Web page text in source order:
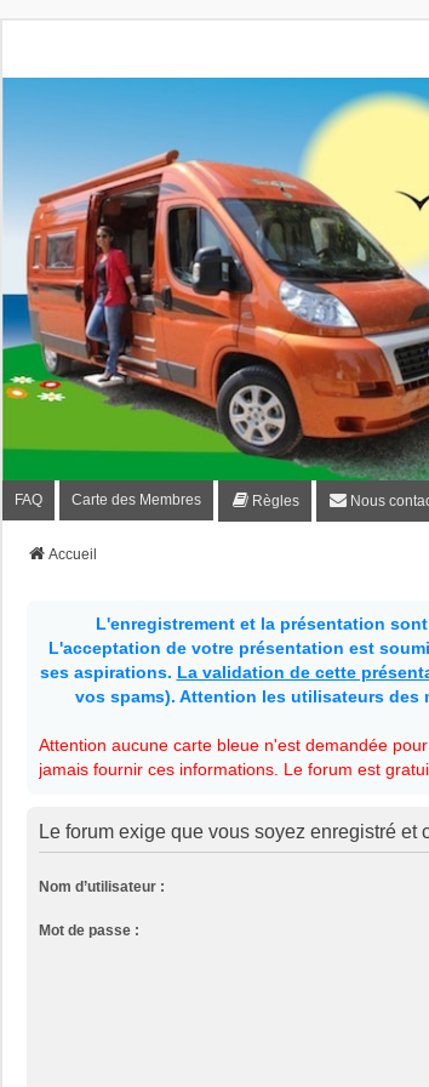
Fourgon-
Forum de conseils et d'entraide des
FAQ Carte des Membres Règles Nous
Accueil
L'enregistrement et la présentation
L'acceptation de votre présentation est
ses aspirations. La validation de cette
vos spams). Attention les utilisateurs des
Attention aucune carte bleue n'est demandée
jamais fournir ces informations. Le forum est
Le forum exige que vous soyez enregistré
Nom d’utilisateur :
Mot de passe :